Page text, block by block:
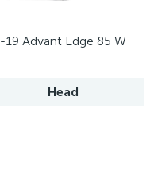
Advant Edge 85 W
Head